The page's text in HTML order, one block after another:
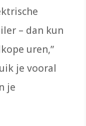
– dan kun
uren,”
je vooral
je